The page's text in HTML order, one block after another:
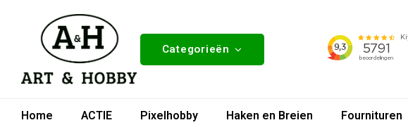
Categorieën
Home ACTIE Pixelhobby Haken en Breien Fournituren